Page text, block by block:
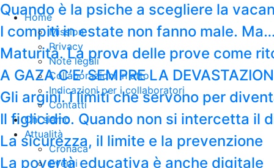
Quando è la psiche a scegliere la
I compiti in estate non fanno male. Ma…
Maturità. La prova delle prove come
A GAZA C’E’ SEMPRE LA
Gli argini. I limiti che servono per
Il figlicidio. Quando non si intercetta il
La sicurezza, il limite e la prevenzione
La povertà educativa è anche digitale
Home
Mission
Privacy
Note legali
Collaborazioni in atto
Indicazioni per i collaboratori
Contatti
Chi siamo
Attualità
Cronaca
Eventi